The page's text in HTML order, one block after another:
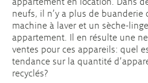
neufs, il n’y a plus de
machine à laver et un sèche-
appartement. Il en résulte une
ventes pour ces appareils: quel
tendance sur la quantité
recyclés?